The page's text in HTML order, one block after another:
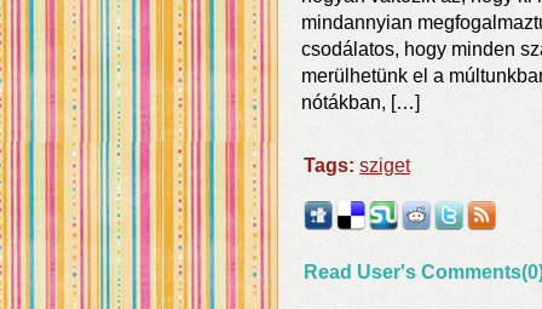
mindannyian
csodálatos, hogy minden
merülhetünk el a
nótákban, […]
Tags: sziget
Read User's